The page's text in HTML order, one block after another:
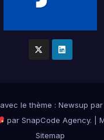
avec le thème : Newsup par
par SnapCode Agency.
Sitemap